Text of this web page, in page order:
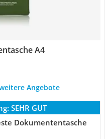
A4
Angebote
SEHR GUT
Dokumententasche